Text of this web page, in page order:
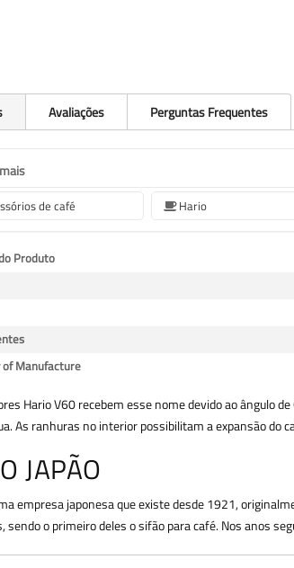
Avaliações Perguntas Frequentes
de café Hario
Produto
of Manufacture
Hario V60 recebem esse nome devido ao ângulo
As ranhuras no interior possibilitam a expansão do
JAPÃO
empresa japonesa que existe desde 1921,
sendo o primeiro deles o sifão para café. Nos anos